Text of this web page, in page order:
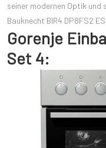
seiner modernen Optik
Bauknecht BIR4 DP8FS2
Gorenje
Set 4: